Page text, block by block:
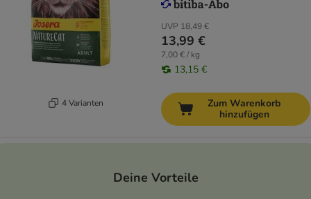
4 Varianten
UVP 18,49 €
13,99 €
7,00 € / kg
13,15 €
Zum Warenkorb
hinzufügen
Deine Vorteile